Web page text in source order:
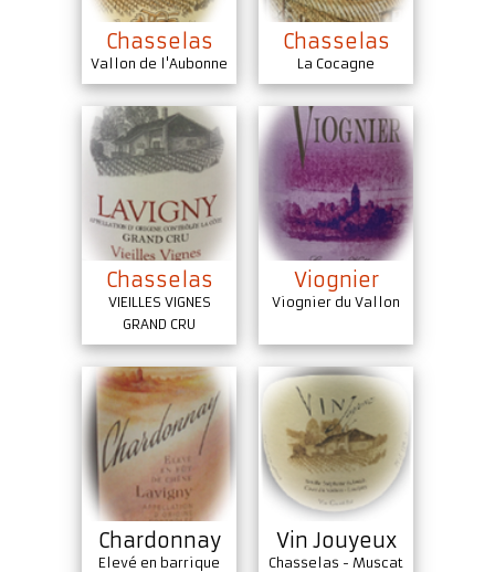
Chasselas
Vallon de l'Aubonne
Chasselas
La Cocagne
Chasselas
VIEILLES VIGNES
GRAND CRU
Viognier
Viognier du Vallon
Chardonnay
Elevé en barrique
Vin Jouyeux
Chasselas - Muscat